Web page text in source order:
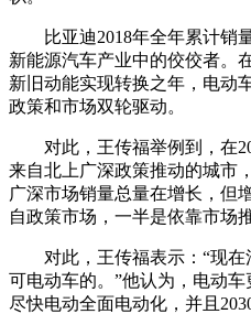
比亚迪2018年全年累计销
新能源汽车产业中的佼佼者。
新旧动能实现转换之年，电动
政策和市场双轮驱动。
对此，王传福举例到，在
来自北上广深政策推动的城市
广深市场销量总量在增长，但
自政策市场，一半是依靠市场推
对此，王传福表示：“现
可电动车的。”他认为，电动
尽快电动全面电动化，并且